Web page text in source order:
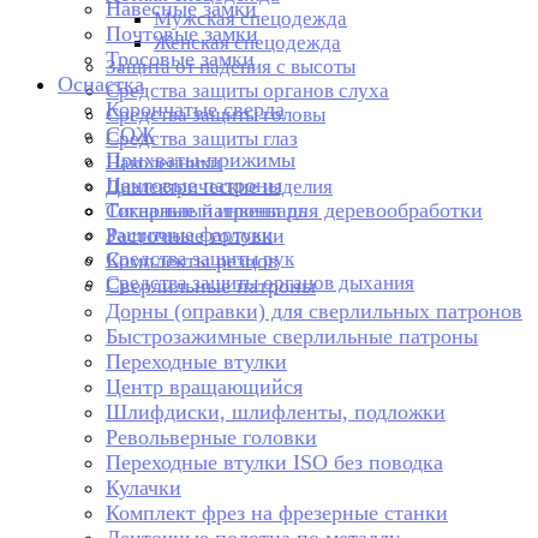
Мужская спецодежда
Женская спецодежда
Защита от падения с высоты
Средства защиты органов слуха
Средства защиты головы
Средства защиты глаз
Наколенники
Диэлектрические изделия
Сигнальный инвентарь
Защитные фартуки
Средства защиты рук
Средства защиты органов дыхания
Навесные замки
Почтовые замки
Тросовые замки
Оснастка
Корончатые сверла
СОЖ
Прихваты-прижимы
Цанговые патроны
Токарные патроны для деревообработки
Расточные головки
Комплекты резцов
Сверлильные патроны
Дорны (оправки) для сверлильных патронов
Быстрозажимные сверлильные патроны
Переходные втулки
Центр вращающийся
Шлифдиски, шлифленты, подложки
Револьверные головки
Переходные втулки ISO без поводка
Кулачки
Комплект фрез на фрезерные станки